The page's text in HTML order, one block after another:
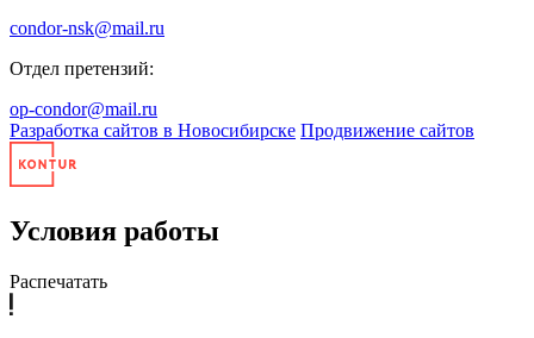
condor-nsk@mail.ru
Отдел претензий:
op-condor@mail.ru
Разработка сайтов в Новосибирске Продвижение сайтов
Условия работы
Распечатать